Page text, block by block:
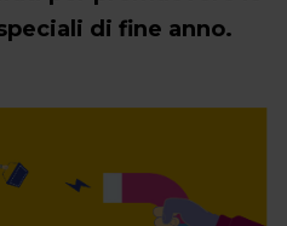
di fine anno.